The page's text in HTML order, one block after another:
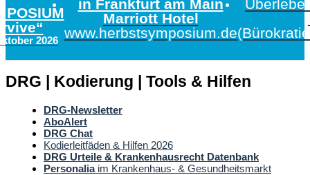
2026
in Frankfurt am Main
Marriott Hotel
www.herbstsymposium.de
DRG | Kodierung | Tools & Hilfen
DRG-Newsletter
AboAlert
DRG Chat
Kodierleitfäden & Hilfen 2026
DRG Urteile & Krankenhausrecht Datenbank
Personaliaim Krankenhaus- & Gesundheitsmarkt